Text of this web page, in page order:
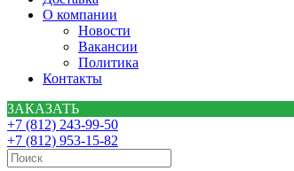
О компании
Новости
Вакансии
Политика
Контакты
ЗАКАЗАТЬ
+7 (812) 243-99-50
+7 (812) 953-15-82